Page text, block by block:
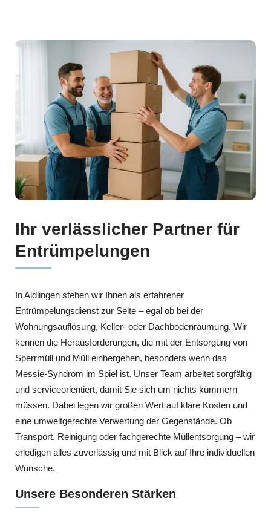
Ihr verlässlicher Partner für
Entrümpelungen
In Aidlingen stehen wir Ihnen als erfahrener
Entrümpelungsdienst zur Seite – egal ob bei der
Wohnungsauflösung, Keller- oder Dachbodenräumung. Wir
kennen die Herausforderungen, die mit der Entsorgung von
Sperrmüll und Müll einhergehen, besonders wenn das
Messie-Syndrom im Spiel ist. Unser Team arbeitet sorgfältig
und serviceorientiert, damit Sie sich um nichts kümmern
müssen. Dabei legen wir großen Wert auf klare Kosten und
eine umweltgerechte Verwertung der Gegenstände. Ob
Transport, Reinigung oder fachgerechte Müllentsorgung – wir
erledigen alles zuverlässig und mit Blick auf Ihre individuellen
Wünsche.
Unsere Besonderen Stärken